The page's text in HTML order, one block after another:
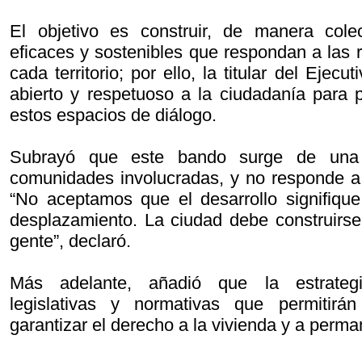
El objetivo es construir, de manera
eficaces y sostenibles que respondan a las
cada territorio; por ello, la titular del
abierto y respetuoso a la ciudadanía para
estos espacios de diálogo.
Subrayó que este bando surge de
comunidades involucradas, y no responde
“No aceptamos que el desarrollo
desplazamiento. La ciudad debe
gente”, declaró.
Más adelante, añadió que la
legislativas y normativas que
garantizar el derecho a la vivienda y a